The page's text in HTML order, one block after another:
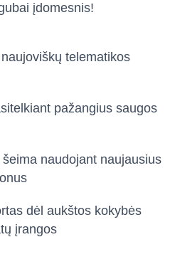
įdomesnis!
telematikos
pažangius saugos
naudojant naujausius
dėl aukštos kokybės
įrangos